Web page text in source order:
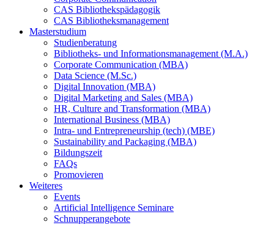
CAS Bibliothekspädagogik
CAS Bibliotheksmanagement
Masterstudium
Studienberatung
Bibliotheks- und Informationsmanagement (M.A.)
Corporate Communication (MBA)
Data Science (M.Sc.)
Digital Innovation (MBA)
Digital Marketing and Sales (MBA)
HR, Culture and Transformation (MBA)
International Business (MBA)
Intra- und Entrepreneurship (tech) (MBE)
Sustainability and Packaging (MBA)
Bildungszeit
FAQs
Promovieren
Weiteres
Events
Artificial Intelligence Seminare
Schnupperangebote